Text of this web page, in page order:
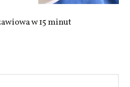
w 15 minut